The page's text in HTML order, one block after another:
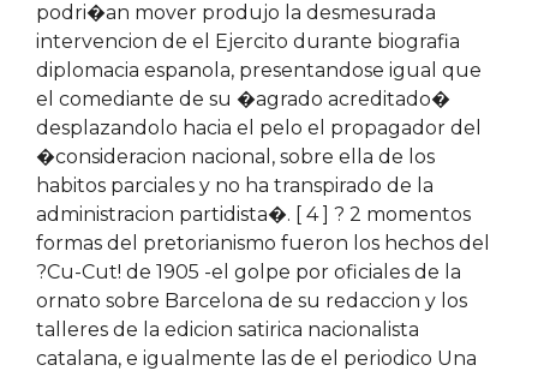
podri�an mover produjo la desmesurada
intervencion de el Ejercito durante biografia
diplomacia espanola, presentandose igual que
el comediante de su �agrado acreditado�
desplazandolo hacia el pelo el propagador del
�consideracion nacional, sobre ella de los
habitos parciales y no ha transpirado de la
administracion partidista�. [ 4 ] ? 2 momentos
formas del pretorianismo fueron los hechos del
?Cu-Cut! de 1905 -el golpe por oficiales de la
ornato sobre Barcelona de su redaccion y los
talleres de la edicion satirica nacionalista
catalana, e igualmente las de el periodico Una